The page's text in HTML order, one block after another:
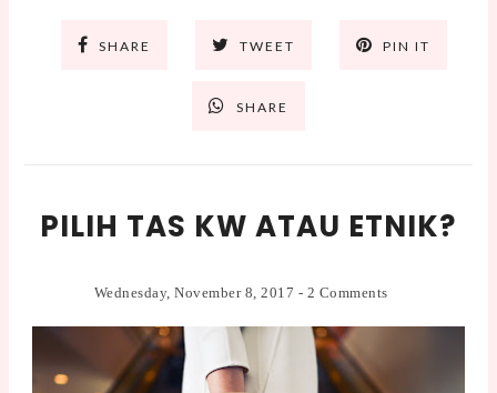
SHARE TWEET PIN IT
SHARE
PILIH TAS KW ATAU ETNIK?
Wednesday, November 8, 2017 - 2 Comments